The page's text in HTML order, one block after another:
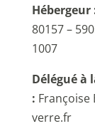
Hébergeur
80157 –
1007
Délégué à
: Françoise
verre.fr